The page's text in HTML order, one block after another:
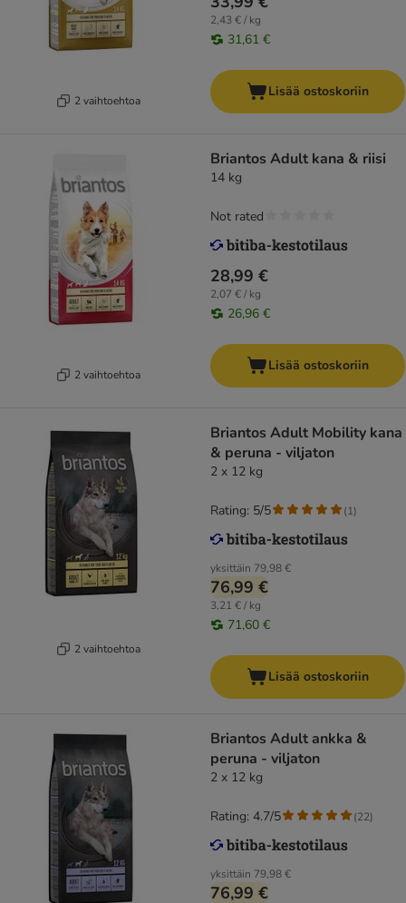
2 vaihtoehtoa
2,43 € / kg
31,61 €
Lisää ostoskoriin
2 vaihtoehtoa
Briantos Adult kana & riisi
14 kg
28,99 €
2,07 € / kg
26,96 €
Not rated
Lisää ostoskoriin
2 vaihtoehtoa
Briantos Adult Mobility kana
& peruna - viljaton
2 x 12 kg
yksittäin 79,98 €
76,99 €
3,21 € / kg
71,60 €
Rating: 5/5 (1)
Lisää ostoskoriin
Briantos Adult ankka &
peruna - viljaton
2 x 12 kg
yksittäin 79,98 €
76,99 €
Rating: 4.7/5 (22)